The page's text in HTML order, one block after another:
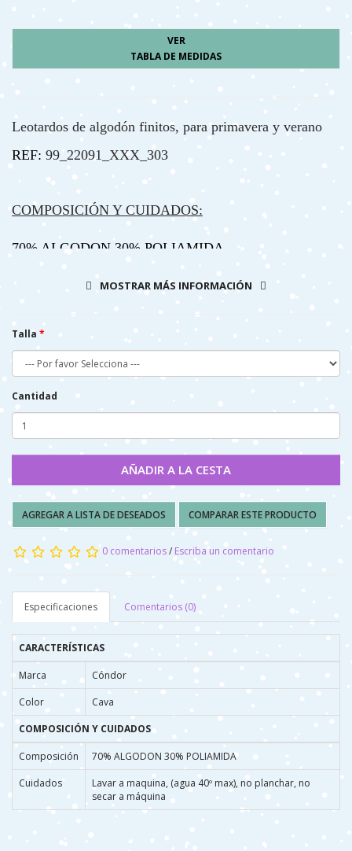
VER
TABLA DE MEDIDAS
Leotardos de algodón finitos, para primavera y verano
REF: 99_22091_XXX_303
COMPOSICIÓN Y CUIDADOS:
70% ALGODON 30% POLIAMIDA
- LAVAR A MAQUINA, (AGUA 40º MAX)
- NO PLANCHAR
REF:99_22091_000_303
MOSTRAR MÁS INFORMACIÓN
Talla
Cantidad
AÑADIR A LA CESTA
AGREGAR A LISTA DE DESEADOS COMPARAR ESTE PRODUCTO
0 comentarios/ Escriba un comentario
Especificaciones Comentarios (0)
CARACTERÍSTICAS
Marca
Cóndor
Color
Cava
COMPOSICIÓN Y CUIDADOS
Composición
70% ALGODON 30% POLIAMIDA
Cuidados
Lavar a maquina, (agua 40º max), no planchar, no
secar a máquina